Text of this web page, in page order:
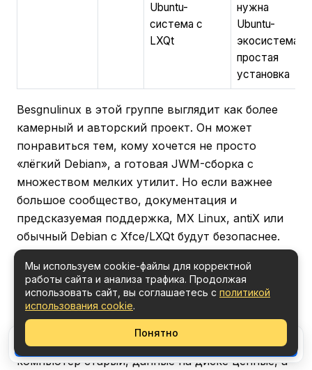
Ubuntu-
система с
LXQt
нужна
Ubuntu-
экосистема и
простая
установка
Besgnulinux в этой группе выглядит как более
камерный и авторский проект. Он может
понравиться тем, кому хочется не просто
«лёгкий Debian», а готовая JWM-сборка с
множеством мелких утилит. Но если важнее
большое сообщество, документация и
предсказуемая поддержка, MX Linux, antiX или
обычный Debian с Xfce/LXQt будут безопаснее.
Проверка перед установкой помогает
избежать главных ошибок
Besgnulinux лучше воспринимать как систему,
которую нужно сначала попробовать, а потом
устанавливать. Это особенно важно, если
компьютер старый, данные на диске ценные, а
Поделиться
Мы используем cookie-файлы для корректной
работы сайта и анализа трафика. Продолжая
использовать сайт, вы соглашаетесь с политикой
использования cookie.
Понятно